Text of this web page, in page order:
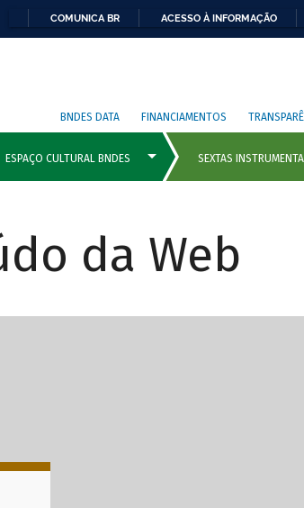
COMUNICA BR ACESSO À INFORMAÇÃO
BNDES DATA FINANCIAMENTOS
da Web
com